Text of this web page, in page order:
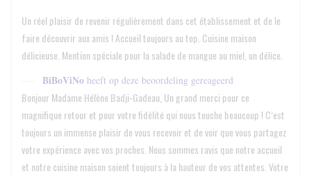
Un réel plaisir de revenir régulièrement dans cet établissement et de le
faire découvrir aux amis ! Accueil toujours au top. Cuisine maison
délicieuse. Mention spéciale pour la salade de mangue au miel, un délice.
BiBoViNo heeft op deze beoordeling gereageerd
Bonjour Madame Hélène Badji-Gadeau, Un grand merci pour ce
magnifique retour et pour votre fidélité qui nous touche beaucoup ! C’est
toujours un immense plaisir de vous recevoir et de voir que vous partagez
votre expérience avec vos proches. Nous sommes ravis que notre accueil
et notre cuisine maison soient toujours à la hauteur de vos attentes. Votre